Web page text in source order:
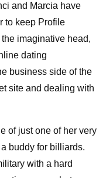
and Marcia have
to keep Profile
imaginative head,
dating
business side of the
site and dealing with
of just one of her very
a buddy for billiards.
with a hard